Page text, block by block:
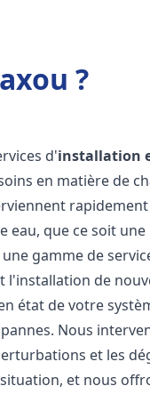
?
d'installation
en matière de
eau, que ce soit une
gamme de
l'installation de
état de votre
Nous
et les
et nous